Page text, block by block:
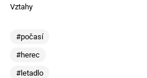
Vztahy
#počasí
#herec
#letadlo